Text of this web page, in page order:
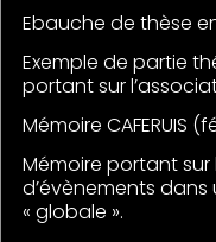
Ebauche de thèse
Exemple de partie
portant sur
Mémoire CAFERUIS
Mémoire portant sur
d’évènements
« globale ».